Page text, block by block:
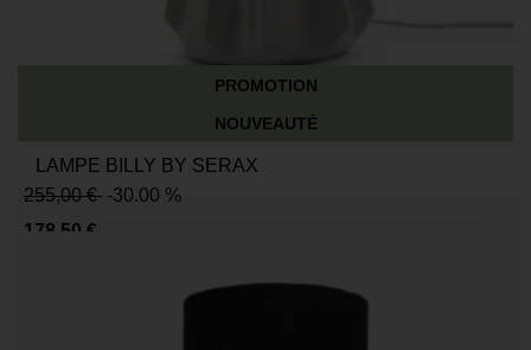
PROMOTION
NOUVEAUTÉ
LAMPE BILLY BY SERAX
255,00 € -30.00 %
178,50 €